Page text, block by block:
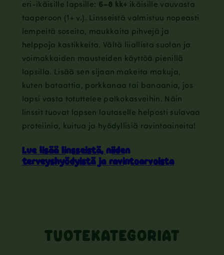
eri-ikäisille lapsille: 6–8 kk+ ikäisille vauvasta
taaperoon (1+ v.). Linsseistä valmistuu nopeasti
lempeitä soseita, maukkaita pihvejä ja
helppoja kastikkeita. Vältä liiallista suolan ja
voimakkaiden mausteiden käyttöä pienillä
lapsilla. Lisää sen sijaan makeita makuja,
kuten bataattia, porkkanaa tai banaania, jos
lapsi vasta totuttelee palkokasveihin. Näin
linssit tuovat lapsen lautaselle helposti sulavaa
proteiinia, kuitua ja hyödyllisiä ravintoaineita!
Lue lisää linsseistä, niiden
terveyshyödyistä ja ravintoarvoista
TUOTEKATEGORIAT